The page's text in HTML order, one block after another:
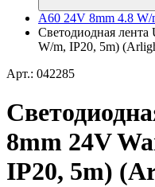
A60 24V 8mm 4.8 W/
Светодиодная
W/m, IP20, 5m)
Арт.: 042285
8mm 24V
IP20, 5m)